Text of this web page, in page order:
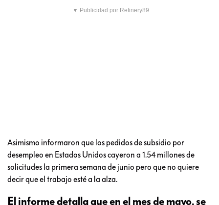
▼ Publicidad por Refinery89
Asimismo informaron que los pedidos de subsidio por
desempleo en Estados Unidos cayeron a 1.54 millones de
solicitudes la primera semana de junio pero que no quiere
decir que el trabajo esté a la alza.
El informe detalla que en el mes de mayo, se